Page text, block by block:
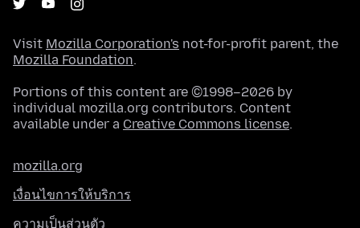
Visit Mozilla Corporation's not-for-profit parent, the
Mozilla Foundation.
Portions of this content are ©1998–2026 by
individual mozilla.org contributors. Content
available under a Creative Commons license.
mozilla.org
เงื่อนไขการให้บริการ
ความเป็นส่วนตัว